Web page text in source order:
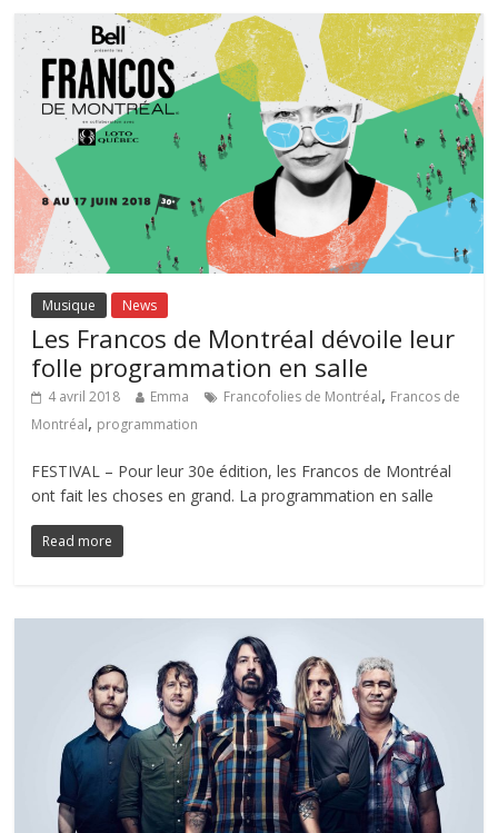
Musique News
Les Francos de Montréal dévoile leur
folle programmation en salle
4 avril 2018 Emma Francofolies de Montréal, Francos de
Montréal, programmation
FESTIVAL – Pour leur 30e édition, les Francos de Montréal
ont fait les choses en grand. La programmation en salle
Read more